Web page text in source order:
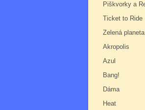
Piškvorky a
Ticket to Ride
Zelená planeta
Akropolis
Azul
Bang!
Dáma
Heat